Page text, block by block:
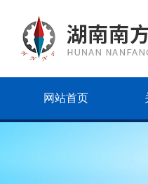
网站首页